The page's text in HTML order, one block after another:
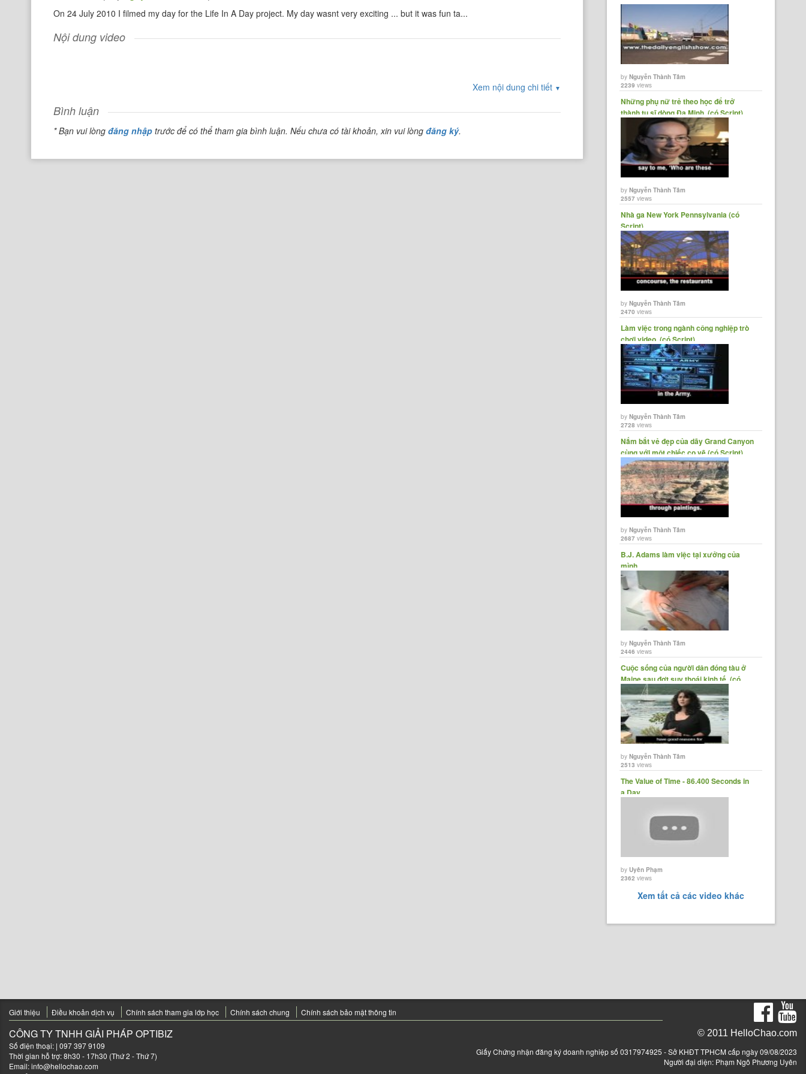
On 24 July 2010 I filmed my day for the Life In A Day project. My day wasnt very exciting ... but it was fun ta...
Nội dung video
Xem nội dung chi tiết ▼
Bình luận
* Bạn vui lòngđăng nhập trước để có thể tham gia bình luận. Nếu chưa có tài khoản, xin vui lòngđăng ký.
byNguyễn Thành Tâm
2239 views
Những phụ nữ trẻ theo học để trở
thành tu sĩ dòng Đa Minh. (có Script)
byNguyễn Thành Tâm
2557 views
Nhà ga New York Pennsylvania (có
Script)
byNguyễn Thành Tâm
2470 views
Làm việc trong ngành công nghiệp trò
chơi video. (có Script)
byNguyễn Thành Tâm
2728 views
Nắm bắt vẻ đẹp của dãy Grand Canyon
cùng với một chiếc cọ vẽ (có Script)
byNguyễn Thành Tâm
2687 views
B.J. Adams làm việc tại xưởng của
mình.
byNguyễn Thành Tâm
2446 views
Cuộc sống của người dân đóng tàu ở
Maine sau đợt suy thoái kinh tế. (có......
byNguyễn Thành Tâm
2513 views
The Value of Time - 86.400 Seconds in
a Day
byUyên Phạm
2362 views
Xem tất cả các video khác
Giới thiệu Điều khoản dịch vụ Chính sách tham gia lớp học Chính sách chung Chính sách bảo mật thông tin
CÔNG TY TNHH GIẢI PHÁP OPTIBIZ
Số điện thoại: | 097 397 9109
Thời gian hỗ trợ: 8h30 - 17h30 (Thứ 2 - Thứ 7)
Email:info@hellochao.com
© 2011 HelloChao.com
Giấy Chứng nhận đăng ký doanh nghiệp số 0317974925 - Sở KHĐT TPHCM cấp ngày 09/08/2023
Người đại diện: Phạm Ngô Phương Uyên